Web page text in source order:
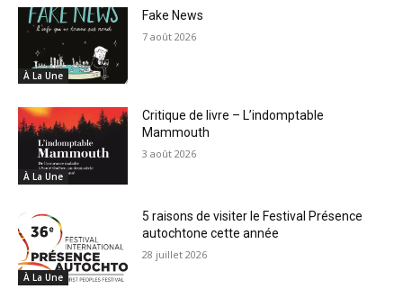
À La Une
Fake News
7 août 2026
À La Une
Critique de livre – L’indomptable
Mammouth
3 août 2026
À La Une
5 raisons de visiter le Festival Présence
autochtone cette année
28 juillet 2026